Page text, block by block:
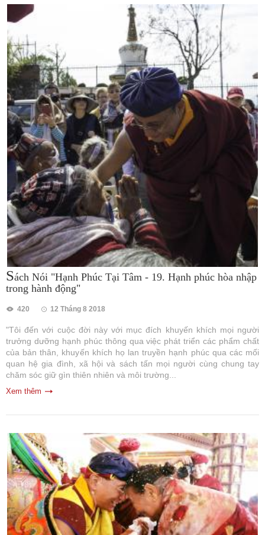
Sách Nói "Hạnh Phúc Tại Tâm - 19. Hạnh phúc hòa nhập
trong hành động"
420 12 Tháng 8 2018
"Tôi đến với cuộc đời này với mục đích khuyến khích mọi người
trưởng dưỡng hạnh phúc thông qua việc phát triển các phẩm chất
của bản thân, khuyến khích họ lan truyền hạnh phúc qua các mối
quan hệ gia đình, xã hội và sách tấn mọi người cùng chung tay
chăm sóc giữ gìn thiên nhiên và môi trường...
Xem thêm